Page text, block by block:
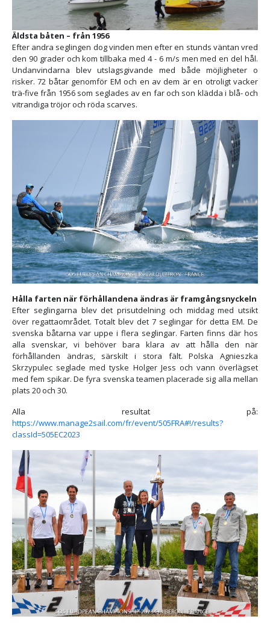
Äldsta båten – från 1956
Efter andra seglingen dog vinden men efter en stunds väntan vred
den 90 grader och kom tillbaka med 4 - 6 m/s men med en del hål.
Undanvindarna blev utslagsgivande med både möjligheter o
risker. 72 båtar genomför EM och en av dem är en otroligt vacker
trä-five från 1956 som seglades av en far och son klädda i blå- och
vitrandiga tröjor och röda scarves.
Hålla farten när förhållandena ändras är framgångsnyckeln
Efter seglingarna blev det prisutdelning och middag med utsikt
över regattaområdet. Totalt blev det 7 seglingar för detta EM. De
svenska båtarna var uppe i flera seglingar. Farten finns där hos
alla svenskar, vi behöver bara klara av att hålla den när
förhållanden ändras, särskilt i stora fält. Polska Agnieszka
Skrzypulec seglade med tyske Holger Jess och vann överlägset
med fem spikar. De fyra svenska teamen placerade sig alla mellan
plats 20 och 30.
Alla resultat på:
https://www.manage2sail.com/fr/event/505FRA#!/results?
classId=505EC2023